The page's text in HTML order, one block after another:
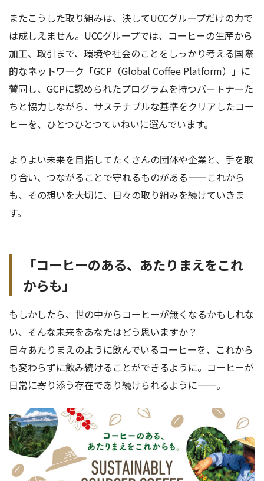
またこうした取り組みは、決してUCCグループだけの力で
は成しえません。UCCグループでは、コーヒーの生産から
加工、取引まで、環境や社会のことをしっかり考える国際
的なネットワーク「GCP（Global Coffee Platform）」に
賛同し、GCPに認められたプログラムを持つパートナーた
ちと協力しながら、サステナブルな基準をクリアしたコー
ヒーを、ひとつひとつていねいに選んでいます。
よりよい未来を目指してたくさんの団体や企業と、手を取
り合い、つながることで守れるものがある——これから
も、その想いを大切に、日々の取り組みを続けていきま
す。
「コーヒーのある、あたりまえをこれ
からも」
もしかしたら、世の中からコーヒーが無くなるかもしれな
い、そんな未来をあなたはどう思いますか？
日々あたりまえのように飲んでいるコーヒーを、これから
も変わらずに飲み続けることができるように。コーヒーが
日常に寄り添う存在であり続けられるように——。